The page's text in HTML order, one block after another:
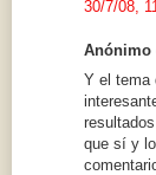
30/7/08,
Anónimo
Y el tema
que sí y